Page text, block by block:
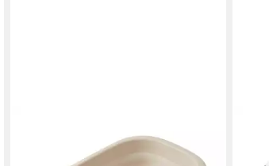
Babybadewanne Faltbare
Babybadewanne mit Ablaufstopfen